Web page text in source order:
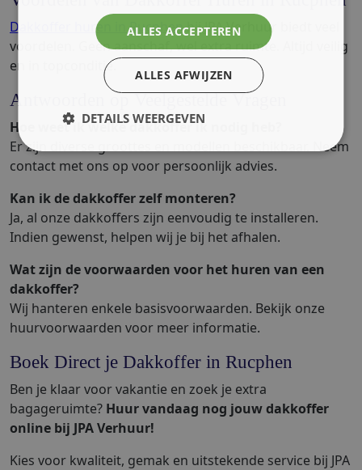
Dakkoffer huren in Rucphenbij JPA Verhuur biedt veel
voordelen. Geen aanschaf, wel extra ruimte. Altijd veilig
en in topconditie.
Antwoorden op Veelgestelde Vragen
Hoe weet ik welke dakkoffer ik nodig heb?
Er zijn diverse groottes en modellen beschikbaar. Neem
contact met ons op voor persoonlijk advies.
Kan ik de dakkoffer zelf monteren?
Ja, al onze dakkoffers zijn eenvoudig te installeren.
Indien gewenst, helpen wij je bij het afhalen.
Wat zijn de voorwaarden voor het huren van een
dakkoffer?
Wij hanteren enkele basisvoorwaarden. Bekijk onze
huurvoorwaarden voor meer informatie.
Boek Direct je Dakkoffer in Rucphen
Ben je klaar voor vakantie en zoek je extra
bagageruimte? Huur vandaag nog jouw dakkoffer
online bij JPA Verhuur!
Kies voor kwaliteit, gemak en uitstekende service bij JPA
ALLES ACCEPTEREN
ALLES AFWIJZEN
DETAILS WEERGEVEN